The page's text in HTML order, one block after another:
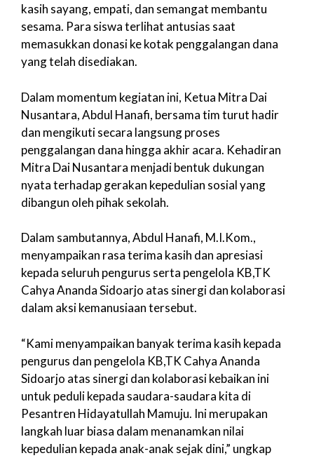
kasih sayang, empati, dan semangat membantu
sesama. Para siswa terlihat antusias saat
memasukkan donasi ke kotak penggalangan dana
yang telah disediakan.
Dalam momentum kegiatan ini, Ketua Mitra Dai
Nusantara, Abdul Hanafi, bersama tim turut hadir
dan mengikuti secara langsung proses
penggalangan dana hingga akhir acara. Kehadiran
Mitra Dai Nusantara menjadi bentuk dukungan
nyata terhadap gerakan kepedulian sosial yang
dibangun oleh pihak sekolah.
Dalam sambutannya, Abdul Hanafi, M.I.Kom.,
menyampaikan rasa terima kasih dan apresiasi
kepada seluruh pengurus serta pengelola KB,TK
Cahya Ananda Sidoarjo atas sinergi dan kolaborasi
dalam aksi kemanusiaan tersebut.
“Kami menyampaikan banyak terima kasih kepada
pengurus dan pengelola KB,TK Cahya Ananda
Sidoarjo atas sinergi dan kolaborasi kebaikan ini
untuk peduli kepada saudara-saudara kita di
Pesantren Hidayatullah Mamuju. Ini merupakan
langkah luar biasa dalam menanamkan nilai
kepedulian kepada anak-anak sejak dini,” ungkap